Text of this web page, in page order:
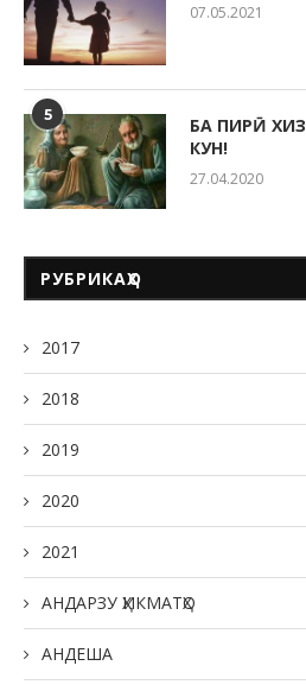
07.05.2021
5
БА ПИРӢ
КУН!
27.04.2020
РУБРИКАҲО
2017
2018
2019
2020
2021
АНДАРЗУ ҲИКМАТҲО
АНДЕША